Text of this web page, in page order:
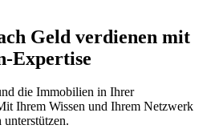
Geld verdienen mit
Expertise
die Immobilien in Ihrer
Ihrem Wissen und Ihrem Netzwerk